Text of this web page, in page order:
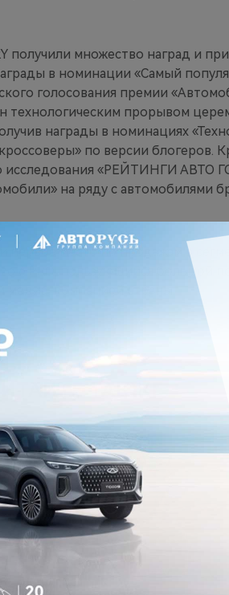
множество наград и
в номинации «Самый
голосования премии
технологическим прорывом
награды в номинациях
по версии блогеров.
исследования «РЕЙТИНГИ АВТО
на ряду с автомобилями
первое место по продажам в
6 PRO, пользующийся большой
медиа-компанией страны.
ТАКЖЕ